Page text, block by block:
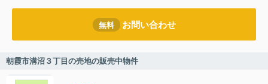
無料 お問い合わせ
朝霞市溝沼３丁目の売地の販売中物件